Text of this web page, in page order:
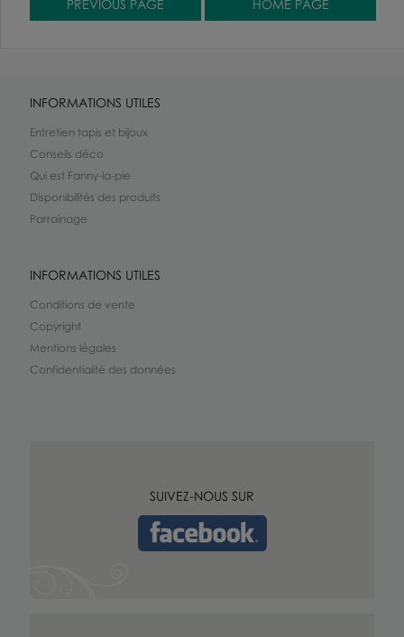
INFORMATIONS UTILES
Entretien tapis et bijoux
Conseils déco
Qui est Fanny-la-pie
Disponibilités des produits
Parrainage
INFORMATIONS UTILES
Conditions de vente
Copyright
Mentions légales
Confidentialité des données
SUIVEZ-NOUS SUR